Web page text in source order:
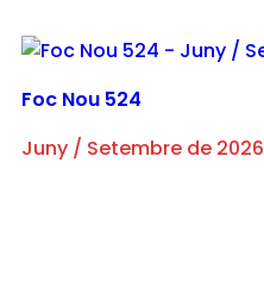
Foc Nou 524
Juny / Setembre de 2026